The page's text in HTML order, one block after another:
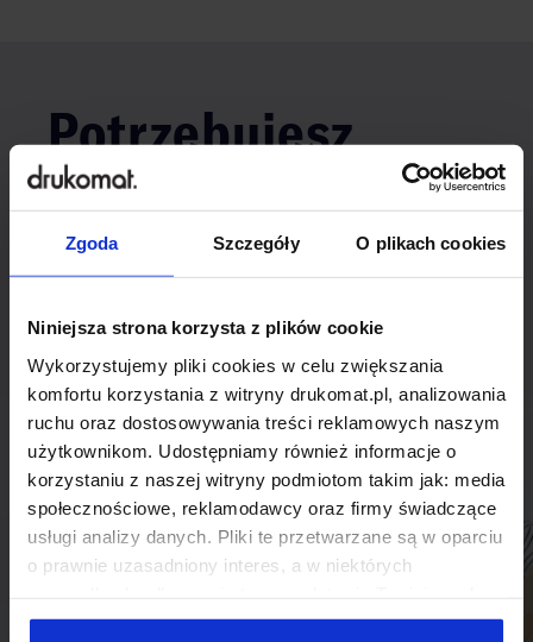
Zgoda Szczegóły O plikach cookies
Niniejsza strona korzysta z plików cookie
Wykorzystujemy pliki cookies w celu zwiększania
komfortu korzystania z witryny drukomat.pl, analizowania
ruchu oraz dostosowywania treści reklamowych naszym
użytkownikom. Udostępniamy również informacje o
korzystaniu z naszej witryny podmiotom takim jak: media
społecznościowe, reklamodawcy oraz firmy świadczące
usługi analizy danych. Pliki te przetwarzane są w oparciu
o prawnie uzasadniony interes, a w niektórych
Niektóre z plików cookies dostarczane i przetwarzane są
Potrzebujesz
indywidualnego
rozwiązania?
produkt niestandardowy.
Skontaktuj się